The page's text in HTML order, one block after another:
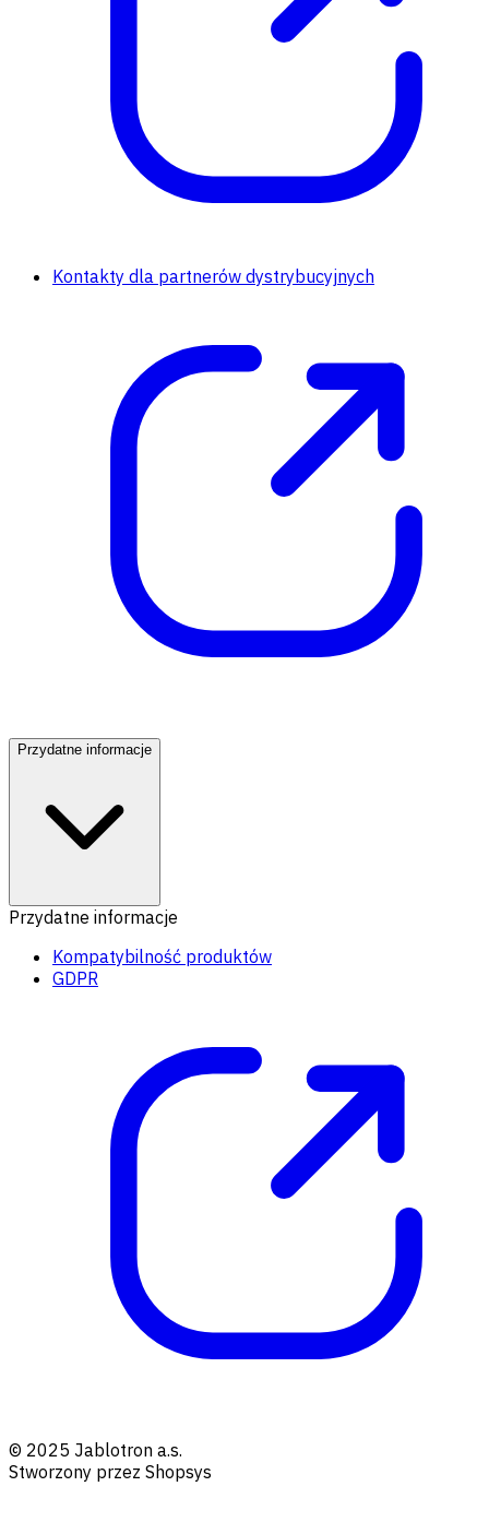
Kontakty dla partnerów dystrybucyjnych
Przydatne informacje
Przydatne informacje
Kompatybilność produktów
GDPR
© 2025 Jablotron a.s.
Stworzony przez Shopsys